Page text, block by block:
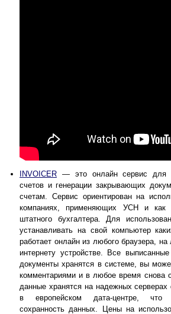
INVOICER — это онлайн сервис для
счетов и генерации закрывающих
счетам. Сервис ориентирован на
компаниях, применяющих УСН и
штатного бухгалтера. Для
устанавливать на свой компьютер
работает онлайн из любого браузера,
интернету устройстве. Все
документы хранятся в системе, вы
комментариями и в любое время снова
данные хранятся на надежных
в европейском дата-центре, что
сохранность данных. Цены на